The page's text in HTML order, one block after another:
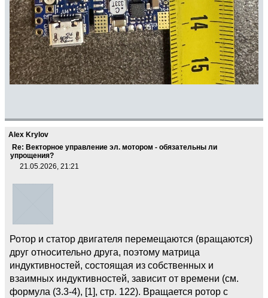
Alex Krylov
Re: Векторное управление эл. мотором - обязательны ли
упрощения?
21.05.2026, 21:21
Ротор и статор двигателя перемещаются (вращаются)
друг относительно друга, поэтому матрица
индуктивностей, состоящая из собственных и
взаимных индуктивностей, зависит от времени (см.
формула (3.3-4), [1], стр. 122). Вращается ротор с